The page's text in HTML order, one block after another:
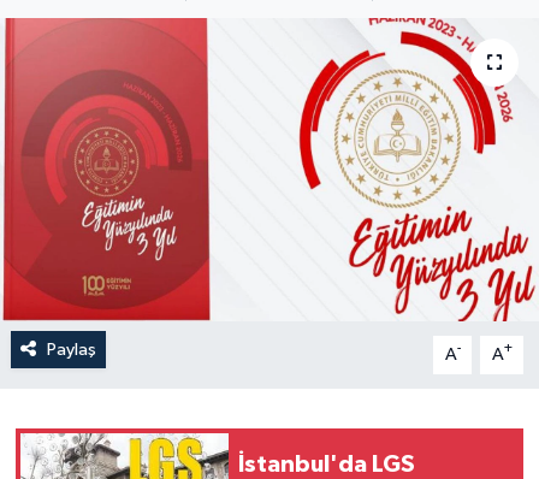
Paylaş A- A+
İstanbul'da LGS
Yaşam
Anali̇z
Bi̇li̇m & Teknoloji̇
Dünya